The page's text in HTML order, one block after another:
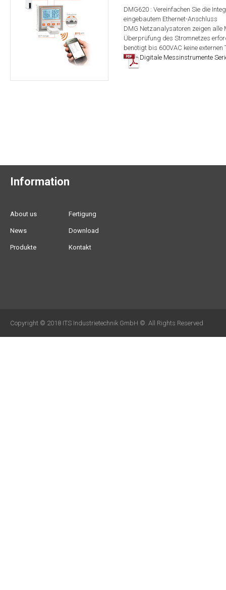
DMG620 : Vereinfachen Sie die
eingebautem Ethernet-Anschluss
DMG Netzanalysatoren zeigen
Überprüfung des Stromnetzes
benötigt bis 600VAC keine
Digitale Messinstrumente
Information
About us
News
Produkte
Fertigung
Download
Kontakt
Copyright © 2018 ITS Industrietechnik GmbH ©. All Rights Reserved